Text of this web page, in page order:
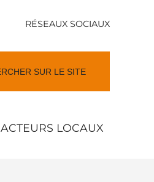
RÉSEAUX SOCIAUX
ACTEURS LOCAUX